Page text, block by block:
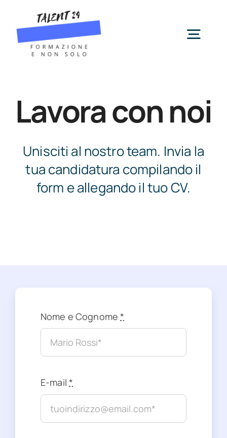
contenuto
Chi siamo
News
Contatti
Lavora con noi
Unisciti al nostro team. Invia la
tua candidatura compilando il
form e allegando il tuo CV.
Nome e Cognome*
E-mail *